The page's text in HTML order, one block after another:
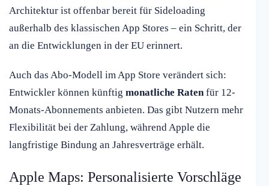
Architektur ist offenbar bereit für Sideloading
außerhalb des klassischen App Stores – ein Schritt, der
an die Entwicklungen in der EU erinnert.
Auch das Abo-Modell im App Store verändert sich:
Entwickler können künftig monatliche Ratenfür 12-
Monats-Abonnements anbieten. Das gibt Nutzern mehr
Flexibilität bei der Zahlung, während Apple die
langfristige Bindung an Jahresverträge erhält.
Apple Maps: Personalisierte Vorschläge